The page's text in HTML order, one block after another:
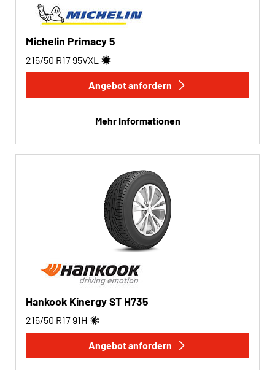
Michelin Primacy 5
215/50 R17 95VXL
Angebot anfordern
Mehr Informationen
Hankook Kinergy ST H735
215/50 R17 91H
Angebot anfordern